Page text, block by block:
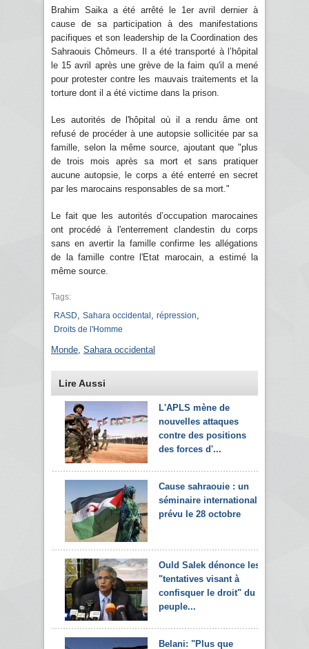
Brahim Saika a été arrêté le 1er avril dernier à
cause de sa participation à des manifestations
pacifiques et son leadership de la Coordination des
Sahraouis Chômeurs. Il a été transporté à l’hôpital
le 15 avril après une grève de la faim qu'il a mené
pour protester contre les mauvais traitements et la
torture dont il a été victime dans la prison.
Les autorités de l'hôpital où il a rendu âme ont
refusé de procéder à une autopsie sollicitée par sa
famille, selon la même source, ajoutant que "plus
de trois mois après sa mort et sans pratiquer
aucune autopsie, le corps a été enterré en secret
par les marocains responsables de sa mort."
Le fait que les autorités d’occupation marocaines
ont procédé à l'enterrement clandestin du corps
sans en avertir la famille confirme les allégations
de la famille contre l'Etat marocain, a estimé la
même source.
Tags:
RASD
Sahara occidental répression
Droits de l'Homme
Monde Sahara occidental
Lire Aussi
L'APLS mène de
nouvelles attaques
contre des positions
des forces d'...
Cause sahraouie : un
séminaire international
prévu le 28 octobre
Ould Salek dénonce les
"tentatives visant à
confisquer le droit" du
peuple...
Belani: "Plus que